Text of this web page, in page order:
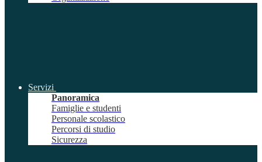
Servizi
Panoramica
Famiglie e studenti
Personale scolastico
Percorsi di studio
Sicurezza